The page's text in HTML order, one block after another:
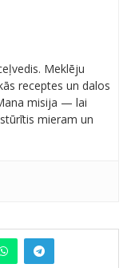
Meklēju
receptes un dalos
misija — lai
mieram un